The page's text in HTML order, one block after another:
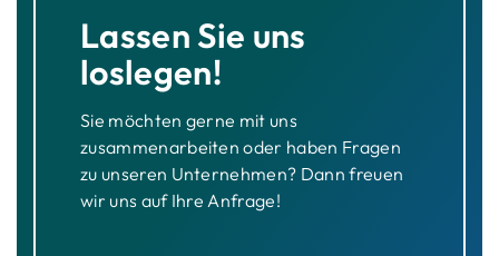
Lassen Sie uns
loslegen!
Sie möchten gerne mit uns
zusammenarbeiten oder haben Fragen
zu unseren Unternehmen? Dann freuen
wir uns auf Ihre Anfrage!